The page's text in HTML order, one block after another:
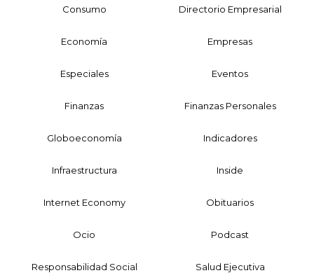
Consumo Directorio Empresarial
Economía Empresas
Especiales Eventos
Finanzas Finanzas Personales
Globoeconomía Indicadores
Infraestructura Inside
Internet Economy Obituarios
Ocio Podcast
Responsabilidad Social Salud Ejecutiva